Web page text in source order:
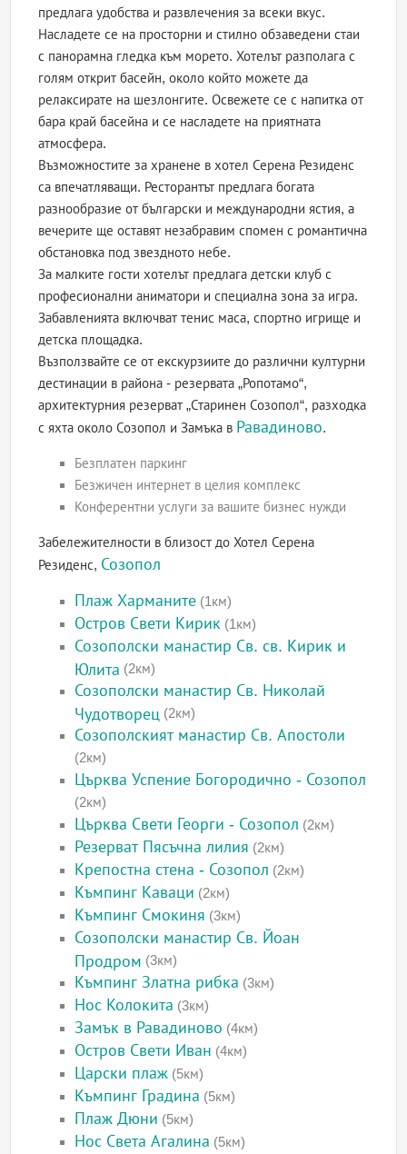
предлага удобства и развлечения за всеки вкус.
Насладете се на просторни и стилно обзаведени стаи
с панорамна гледка към морето. Хотелът разполага с
голям открит басейн, около който можете да
релаксирате на шезлонгите. Освежете се с напитка от
бара край басейна и се насладете на приятната
атмосфера.
Възможностите за хранене в хотел Серена Резиденс
са впечатляващи. Ресторантът предлага богата
разнообразие от български и международни ястия, а
вечерите ще оставят незабравим спомен с романтична
обстановка под звездното небе.
За малките гости хотелът предлага детски клуб с
професионални аниматори и специална зона за игра.
Забавленията включват тенис маса, спортно игрище и
детска площадка.
Възползвайте се от екскурзиите до различни културни
дестинации в района - резервата „Ропотамо“,
архитектурния резерват „Старинен Созопол“, разходка
с яхта около Созопол и Замъка в Равадиново.
Безплатен паркинг
Безжичен интернет в целия комплекс
Конферентни услуги за вашите бизнес нужди
Забележителности в близост до Хотел Серена
Резиденс, Созопол
Плаж Харманите (1км)
Остров Свети Кирик (1км)
Созополски манастир Св. св. Кирик и
Юлита (2км)
Созополски манастир Св. Николай
Чудотворец (2км)
Созополският манастир Св. Апостоли
(2км)
Църква Успение Богородично - Созопол
(2км)
Църква Свети Георги - Созопол (2км)
Резерват Пясъчна лилия (2км)
Крепостна стена - Созопол (2км)
Къмпинг Каваци (2км)
Къмпинг Смокиня (3км)
Созополски манастир Св. Йоан
Продром (3км)
Къмпинг Златна рибка (3км)
Нос Колокита (3км)
Замък в Равадиново (4км)
Остров Свети Иван (4км)
Царски плаж (5км)
Къмпинг Градина (5км)
Плаж Дюни (5км)
Нос Света Агалина (5км)